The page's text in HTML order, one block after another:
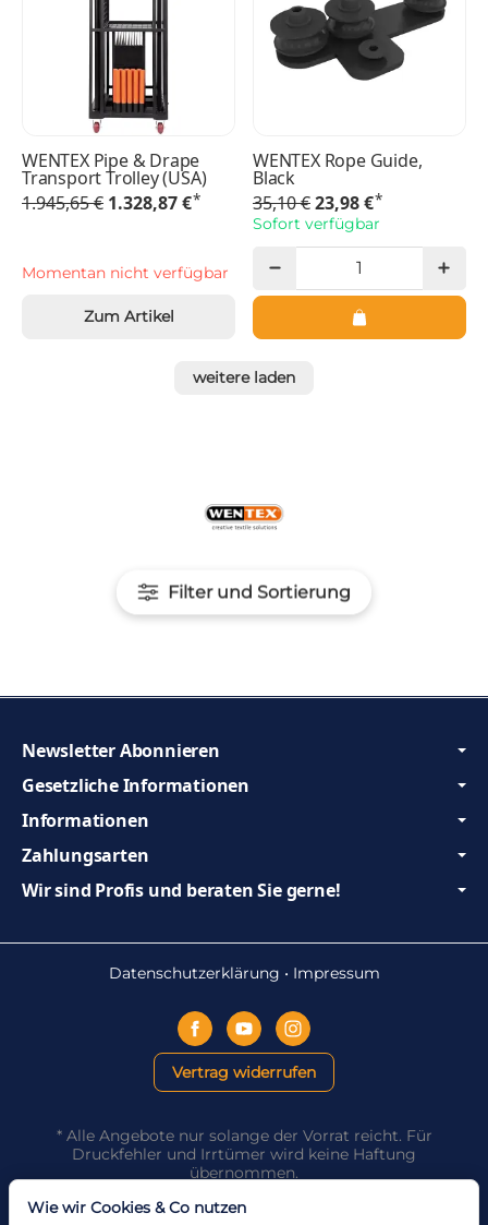
Filter und Sortierung
WENTEX Pipe & Drape
Transport Trolley (USA)
1.945,65 € 1.328,87 €*
Momentan nicht verfügbar
Zum Artikel
WENTEX Rope Guide,
Black
35,10 €23,98 €*
Sofort verfügbar
weitere laden
Gesetzliche Informationen
Informationen
Zahlungsarten
Wir sind Profis und beraten Sie gerne!
Newsletter Abonnieren
Datenschutzerklärung • Impressum
Vertrag widerrufen
*Alle Angebote nur solange der Vorrat reicht. Für
Druckfehler und Irrtümer wird keine Haftung
übernommen.
Made with♥byeRock Creations
Wie wir Cookies & Co nutzen